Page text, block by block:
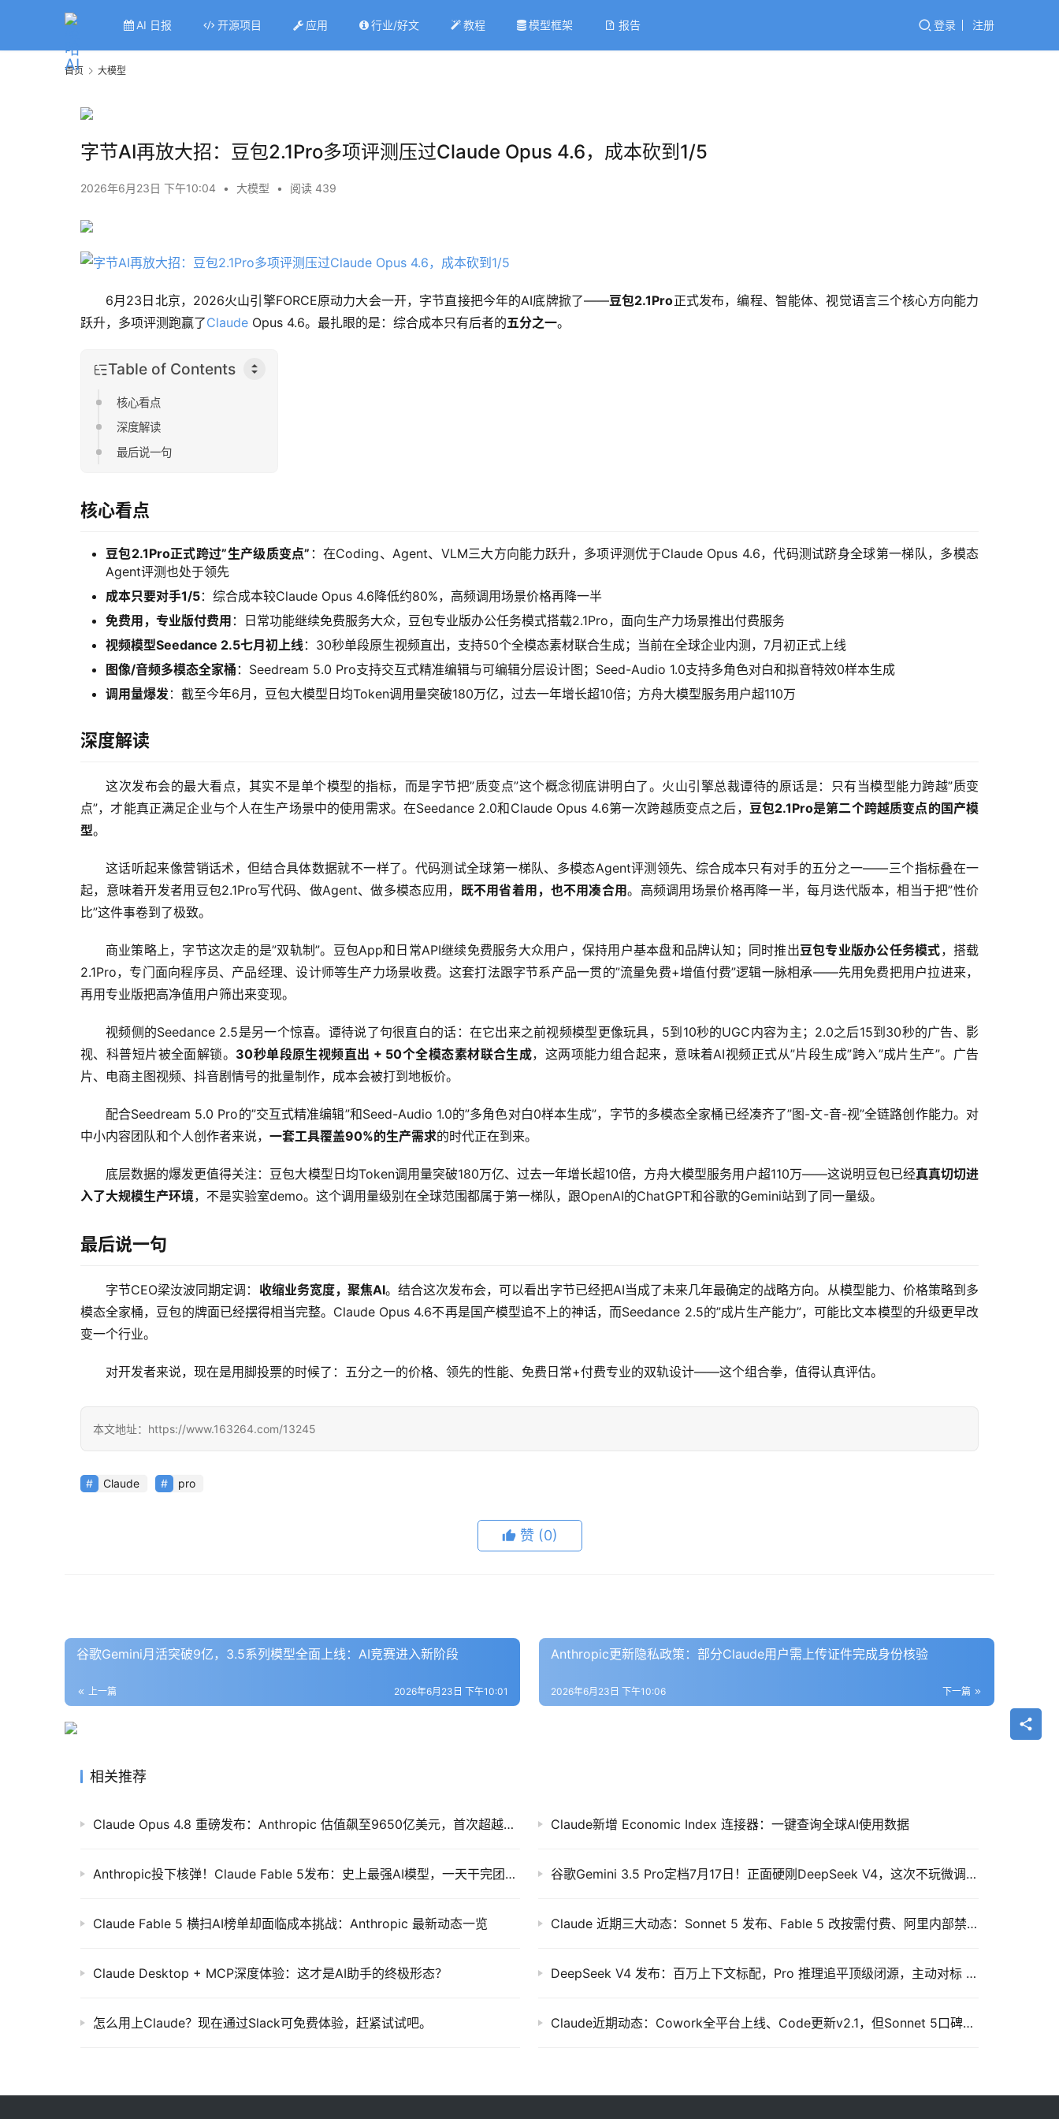
AI 日报 开源项目 应用 行业/好文 教程 模型框架 报告 登录 注册
首页 大模型
字节AI再放大招：豆包2.1Pro多项评测压过Claude Opus 4.6，成本砍到1/5
2026年6月23日 下午10:04 • 大模型 • 阅读 439
6月23日北京，2026火山引擎FORCE原动力大会一开，字节直接把今年的AI底牌掀了——豆包2.1Pro正式发布，编程、智能体、视觉语言三个核心方向能力
跃升，多项评测跑赢了Claude Opus 4.6。最扎眼的是：综合成本只有后者的五分之一。
Table of Contents
核心看点
深度解读
最后说一句
核心看点
豆包2.1Pro正式跨过”生产级质变点” ：在Coding、Agent、VLM三大方向能力跃升，多项评测优于Claude Opus 4.6，代码测试跻身全球第一梯队，多模态
Agent评测也处于领先
成本只要对手1/5：综合成本较Claude Opus 4.6降低约80%，高频调用场景价格再降一半
免费用，专业版付费用 ：日常功能继续免费服务大众，豆包专业版办公任务模式搭载2.1Pro，面向生产力场景推出付费服务
视频模型Seedance 2.5七月初上线：30秒单段原生视频直出，支持50个全模态素材联合生成；当前在全球企业内测，7月初正式上线
图像/音频多模态全家桶 ：Seedream 5.0 Pro支持交互式精准编辑与可编辑分层设计图；Seed-Audio 1.0支持多角色对白和拟音特效0样本生成
调用量爆发：截至今年6月，豆包大模型日均Token调用量突破180万亿，过去一年增长超10倍；方舟大模型服务用户超110万
深度解读
这次发布会的最大看点，其实不是单个模型的指标，而是字节把”质变点”这个概念彻底讲明白了。火山引擎总裁谭待的原话是：只有当模型能力跨越”质变
点”，才能真正满足企业与个人在生产场景中的使用需求。在Seedance 2.0和Claude Opus 4.6第一次跨越质变点之后， 豆包2.1Pro是第二个跨越质变点的国产模
型。
这话听起来像营销话术，但结合具体数据就不一样了。代码测试全球第一梯队、多模态Agent评测领先、综合成本只有对手的五分之一——三个指标叠在一
起，意味着开发者用豆包2.1Pro写代码、做Agent、做多模态应用， 既不用省着用，也不用凑合用。高频调用场景价格再降一半，每月迭代版本，相当于把”性价
比”这件事卷到了极致。
商业策略上，字节这次走的是”双轨制”。豆包App和日常API继续免费服务大众用户，保持用户基本盘和品牌认知；同时推出豆包专业版办公任务模式，搭载
2.1Pro，专门面向程序员、产品经理、设计师等生产力场景收费。这套打法跟字节系产品一贯的”流量免费+增值付费”逻辑一脉相承——先用免费把用户拉进来，
再用专业版把高净值用户筛出来变现。
视频侧的Seedance 2.5是另一个惊喜。谭待说了句很直白的话：在它出来之前视频模型更像玩具，5到10秒的UGC内容为主；2.0之后15到30秒的广告、影
视、科普短片被全面解锁。 30秒单段原生视频直出 + 50个全模态素材联合生成，这两项能力组合起来，意味着AI视频正式从”片段生成”跨入”成片生产”。广告
片、电商主图视频、抖音剧情号的批量制作，成本会被打到地板价。
配合Seedream 5.0 Pro的”交互式精准编辑”和Seed-Audio 1.0的”多角色对白0样本生成”，字节的多模态全家桶已经凑齐了”图-文-音-视”全链路创作能力。对
中小内容团队和个人创作者来说， 一套工具覆盖90%的生产需求的时代正在到来。
底层数据的爆发更值得关注：豆包大模型日均Token调用量突破180万亿、过去一年增长超10倍，方舟大模型服务用户超110万——这说明豆包已经真真切切进
入了大规模生产环境，不是实验室demo。这个调用量级别在全球范围都属于第一梯队，跟OpenAI的ChatGPT和谷歌的Gemini站到了同一量级。
最后说一句
字节CEO梁汝波同期定调： 收缩业务宽度，聚焦AI。结合这次发布会，可以看出字节已经把AI当成了未来几年最确定的战略方向。从模型能力、价格策略到多
模态全家桶，豆包的牌面已经摆得相当完整。Claude Opus 4.6不再是国产模型追不上的神话，而Seedance 2.5的”成片生产能力”，可能比文本模型的升级更早改
变一个行业。
对开发者来说，现在是用脚投票的时候了：五分之一的价格、领先的性能、免费日常+付费专业的双轨设计——这个组合拳，值得认真评估。
本文地址：https://www.163264.com/13245
Claude pro
赞 (0)
谷歌Gemini月活突破9亿，3.5系列模型全面上线：AI竞赛进入新阶段
上一篇 2026年6月23日 下午10:01
Anthropic更新隐私政策：部分Claude用户需上传证件完成身份核验
下一篇
2026年6月23日 下午10:06
相关推荐
Claude Opus 4.8 重磅发布：Anthropic 估值飙至9650亿美元，首次超越OpenAI Claude新增 Economic Index 连接器：一键查询全球AI使用数据
Anthropic投下核弹！Claude Fable 5发布：史上最强AI模型，一天干完团队俩月的活 谷歌Gemini 3.5 Pro定档7月17日！正面硬刚DeepSeek V4，这次不玩微调了
Claude Fable 5 横扫AI榜单却面临成本挑战：Anthropic 最新动态一览 Claude 近期三大动态：Sonnet 5 发布、Fable 5 改按需付费、阿里内部禁用引发安全争议
Claude Desktop + MCP深度体验：这才是AI助手的终极形态？ DeepSeek V4 发布：百万上下文标配，Pro 推理追平顶级闭源，主动对标 Claude Opus 4.6
怎么用上Claude？现在通过Slack可免费体验，赶紧试试吧。 Claude近期动态：Cowork全平台上线、Code更新v2.1，但Sonnet 5口碑翻车